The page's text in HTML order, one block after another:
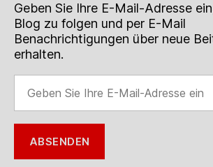
Geben Sie Ihre E-Mail-Adresse
Blog zu folgen und per E-Mail
Benachrichtigungen über neue
erhalten.
Sie
Ihre
E-
Mail-
Adresse
ABSENDEN